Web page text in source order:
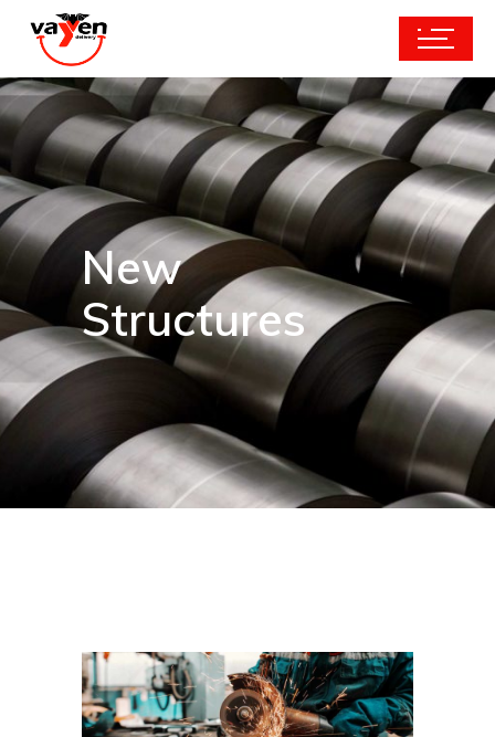
New
Structures